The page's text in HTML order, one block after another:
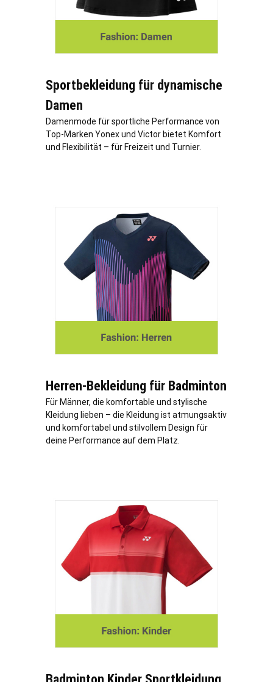
Sportbekleidung für dynamische
Damen
Damenmode für sportliche Performance von
Top-Marken Yonex und Victor bietet Komfort
und Flexibilität – für Freizeit und Turnier.
Herren-Bekleidung für Badminton
Für Männer, die komfortable und stylische
Kleidung lieben – die Kleidung ist atmungsaktiv
und komfortabel und stilvollem Design für
deine Performance auf dem Platz.